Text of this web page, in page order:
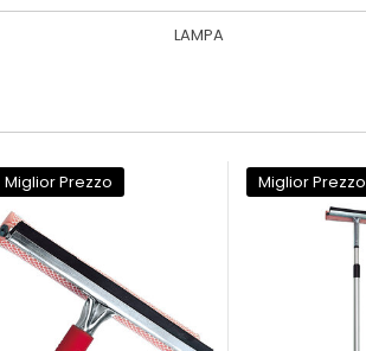
LAMPA
Miglior Prezzo Miglior Prezzo